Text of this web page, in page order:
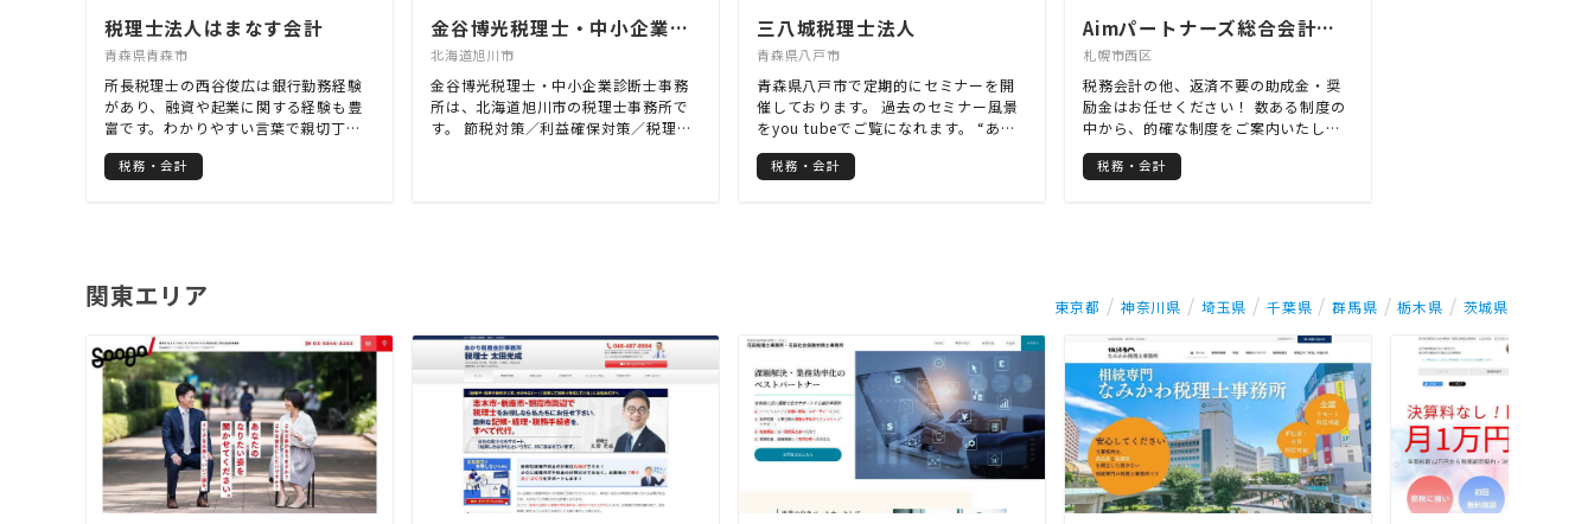
税理士法人はまなす会計
青森県青森市
所長税理士の西谷俊広は銀行勤務経験
があり、融資や起業に関する経験も豊
富です。わかりやすい言葉で親切丁寧
に対応することをモットーにしていま
すので、経営や税金の悩み事がありま
い説明もございますので、是非そちら
税務・会計
金谷博光税理士・中小企業診断士事務所
北海道旭川市
金谷博光税理士・中小企業診断士事務
所は、北海道旭川市の税理士事務所で
す。 節税対策／利益確保対策／税理士
三八城税理士法人
青森県八戸市
青森県八戸市で定期的にセミナーを開
催しております。 過去のセミナー風景
をyou tubeでご覧になれます。 “あす
なろセミナー”で検索してください。
税務のみならず経営全般にサポートし
税務・会計
Aimパートナーズ総合会計事務所
札幌市西区
税務会計の他、返済不要の助成金・奨
励金はお任せください！ 数ある制度の
中から、的確な制度をご案内いたしま
す。 また、経験豊富なスタッフが、御
社のリスク（税務、労務、経営、コス
相談は無料ですので、お気軽にご連絡
ください。
税務・会計
関東エリア 東京都 神奈川県 埼玉県 千葉県 群馬県 栃木県 茨城県